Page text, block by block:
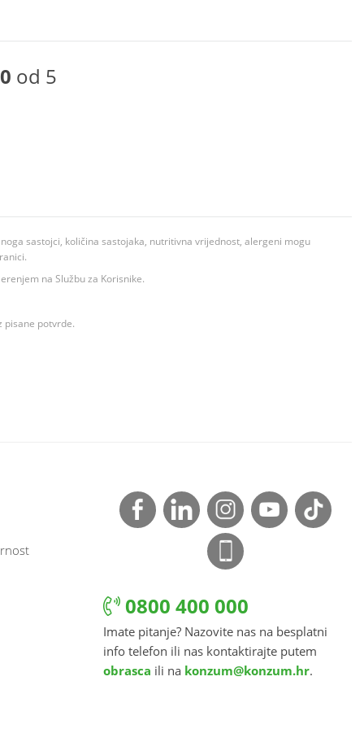
0 od 5
sastojci, količina sastojaka, nutritivna vrijednost, alergeni mogu
na Službu za Korisnike.
pisane potvrde.
0800 400 000
Imate pitanje? Nazovite nas na besplatni
info telefon ili nas kontaktirajte putem
obrasca ili na konzum@konzum.hr.